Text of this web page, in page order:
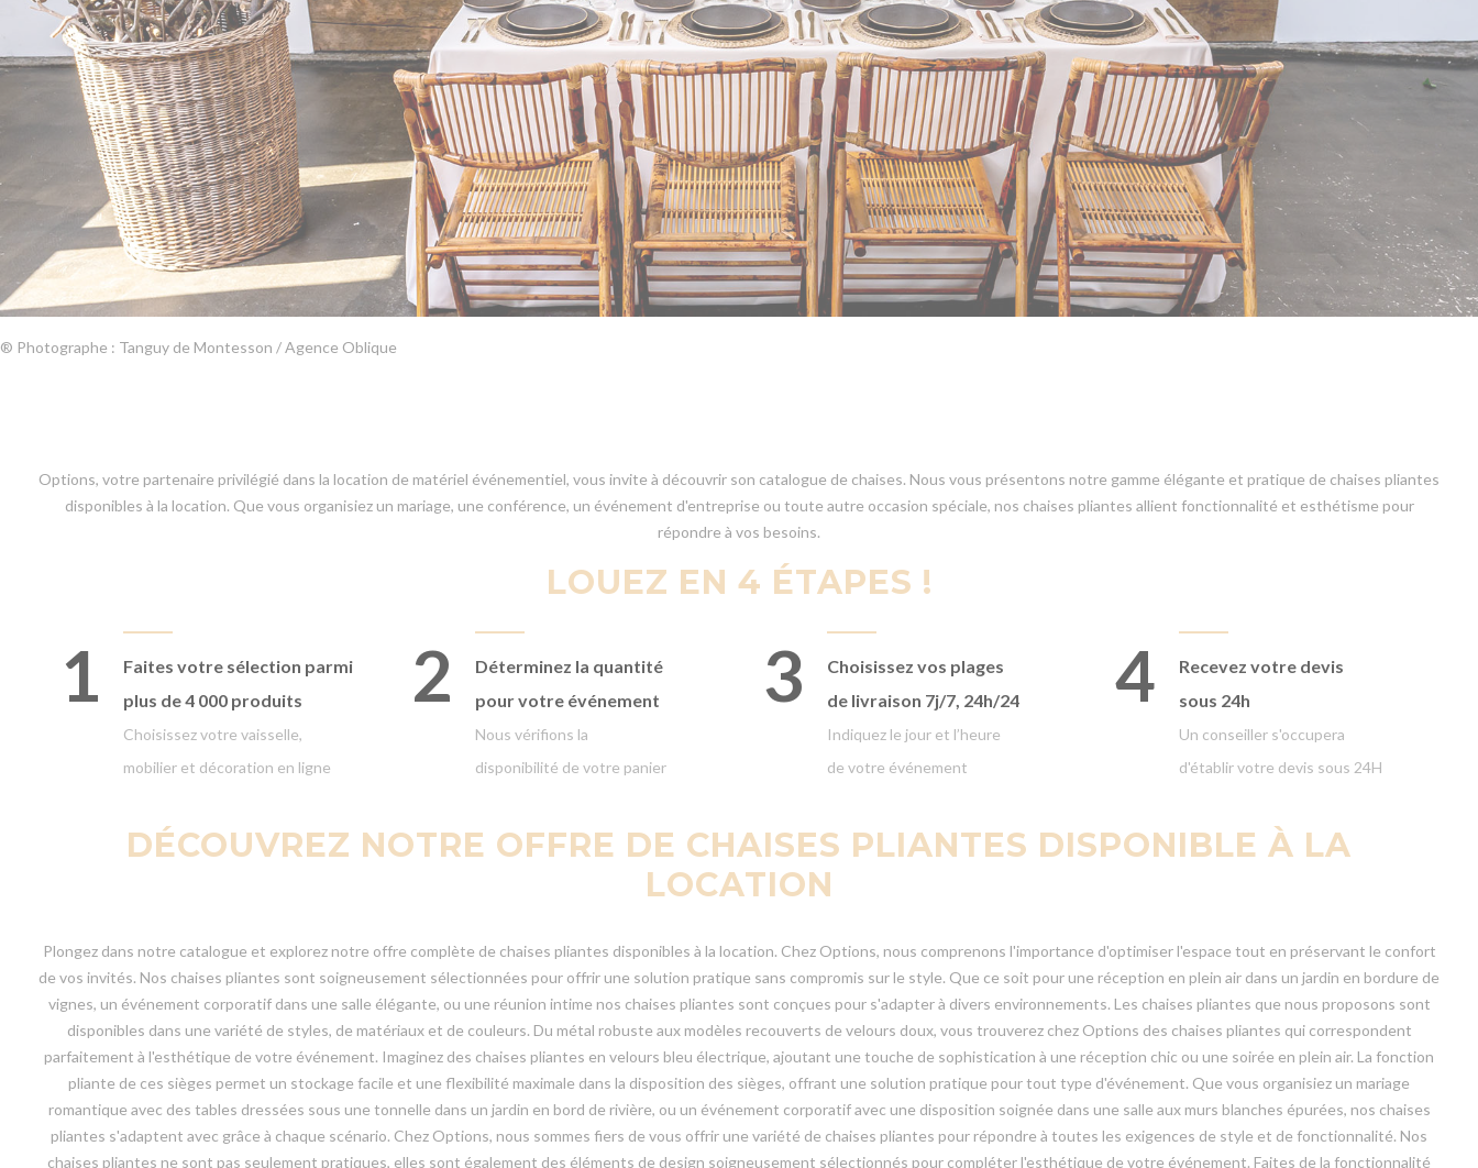
® Photographe : Tanguy de Montesson / Agence Oblique
Options, votre partenaire privilégié dans la location de matériel événementiel, vous invite à découvrir son catalogue de chaises. Nous vous présentons notre gamme élégante et pratique de chaises pliantes
disponibles à la location. Que vous organisiez un mariage, une conférence, un événement d'entreprise ou toute autre occasion spéciale, nos chaises pliantes allient fonctionnalité et esthétisme pour
répondre à vos besoins.
LOUEZ EN 4 ÉTAPES !
1 Faites votre sélection parmi
plus de 4 000 produits
Choisissez votre vaisselle,
mobilier et décoration en ligne
2
Déterminez la quantité
pour votre événement
Nous vérifions la
disponibilité de votre panier
3
Choisissez vos plages
de livraison 7j/7, 24h/24
Indiquez le jour et l’heure
de votre événement
4
Recevez votre devis
sous 24h
Un conseiller s'occupera
d'établir votre devis sous 24H
DÉCOUVREZ NOTRE OFFRE DE CHAISES PLIANTES DISPONIBLE À LA
LOCATION
Plongez dans notre catalogue et explorez notre offre complète de chaises pliantes disponibles à la location. Chez Options, nous comprenons l'importance d'optimiser l'espace tout en préservant le confort
de vos invités. Nos chaises pliantes sont soigneusement sélectionnées pour offrir une solution pratique sans compromis sur le style. Que ce soit pour une réception en plein air dans un jardin en bordure de
vignes, un événement corporatif dans une salle élégante, ou une réunion intime nos chaises pliantes sont conçues pour s'adapter à divers environnements. Les chaises pliantes que nous proposons sont
disponibles dans une variété de styles, de matériaux et de couleurs. Du métal robuste aux modèles recouverts de velours doux, vous trouverez chez Options des chaises pliantes qui correspondent
parfaitement à l'esthétique de votre événement. Imaginez des chaises pliantes en velours bleu électrique, ajoutant une touche de sophistication à une réception chic ou une soirée en plein air. La fonction
pliante de ces sièges permet un stockage facile et une flexibilité maximale dans la disposition des sièges, offrant une solution pratique pour tout type d'événement. Que vous organisiez un mariage
romantique avec des tables dressées sous une tonnelle dans un jardin en bord de rivière, ou un événement corporatif avec une disposition soignée dans une salle aux murs blanches épurées, nos chaises
pliantes s'adaptent avec grâce à chaque scénario. Chez Options, nous sommes fiers de vous offrir une variété de chaises pliantes pour répondre à toutes les exigences de style et de fonctionnalité. Nos
chaises pliantes ne sont pas seulement pratiques, elles sont également des éléments de design soigneusement sélectionnés pour compléter l'esthétique de votre événement. Faites de la fonctionnalité